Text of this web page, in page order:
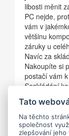
libosti měnit
PC nejde,
vám v
většinu
záruky u
Navíc za
Nakoupíte si
postačí vám
Seskládání
puzzle.
moc nevěříte
má se
to?
Tato
Na těchto
společnost
zlepšování